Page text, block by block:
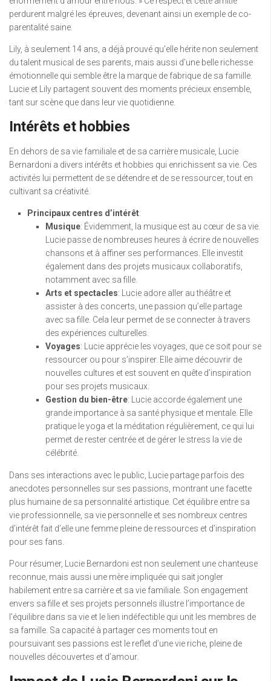
perdurent malgré les épreuves, devenant ainsi un exemple de co-
parentalité saine.
Lily, à seulement 14 ans, a déjà prouvé qu’elle hérite non seulement
du talent musical de ses parents, mais aussi d’une belle richesse
émotionnelle qui semble être la marque de fabrique de sa famille.
Lucie et Lily partagent souvent des moments précieux ensemble,
tant sur scène que dans leur vie quotidienne.
Intérêts et hobbies
En dehors de sa vie familiale et de sa carrière musicale, Lucie
Bernardoni a divers intérêts et hobbies qui enrichissent sa vie. Ces
activités lui permettent de se détendre et de se ressourcer, tout en
cultivant sa créativité.
Principaux centres d’intérêt:
Musique: Évidemment, la musique est au cœur de sa vie.
Lucie passe de nombreuses heures à écrire de nouvelles
chansons et à affiner ses performances. Elle investit
également dans des projets musicaux collaboratifs,
notamment avec sa fille.
Arts et spectacles: Lucie adore aller au théâtre et
assister à des concerts, une passion qu’elle partage
avec sa fille. Cela leur permet de se connecter à travers
des expériences culturelles.
Voyages: Lucie apprécie les voyages, que ce soit pour se
ressourcer ou pour s’inspirer. Elle aime découvrir de
nouvelles cultures et est souvent en quête d’inspiration
pour ses projets musicaux.
Gestion du bien-être: Lucie accorde également une
grande importance à sa santé physique et mentale. Elle
pratique le yoga et la méditation régulièrement, ce qui lui
permet de rester centrée et de gérer le stress la vie de
célébrité.
Dans ses interactions avec le public, Lucie partage parfois des
anecdotes personnelles sur ses passions, montrant une facette
plus humaine de sa personnalité artistique. Cet équilibre entre sa
vie professionnelle, sa vie personnelle et ses nombreux centres
d’intérêt fait d’elle une femme pleine de ressources et d’inspiration
pour ses fans.
Pour résumer, Lucie Bernardoni est non seulement une chanteuse
reconnue, mais aussi une mère impliquée qui sait jongler
habilement entre sa carrière et sa vie familiale. Son engagement
envers sa fille et ses projets personnels illustre l’importance de
l’équilibre dans sa vie et le lien indéfectible qui unit les membres de
sa famille. Sa capacité à partager ces moments tout en
poursuivant ses passions est le reflet d’une vie riche, pleine de
nouvelles découvertes et d’amour.